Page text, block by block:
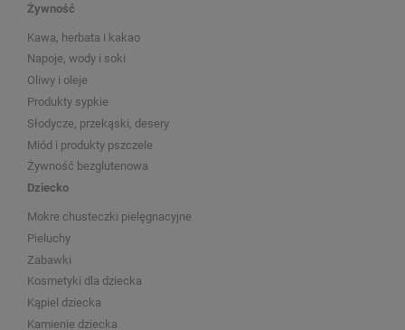
Żywność
Kawa, herbata i kakao
Napoje, wody i soki
Oliwy i oleje
Produkty sypkie
Słodycze, przekąski, desery
Miód i produkty pszczele
Żywność bezglutenowa
Dziecko
Mokre chusteczki pielęgnacyjne
Pieluchy
Zabawki
Kosmetyki dla dziecka
Kąpiel dziecka
Kamienie dziecka